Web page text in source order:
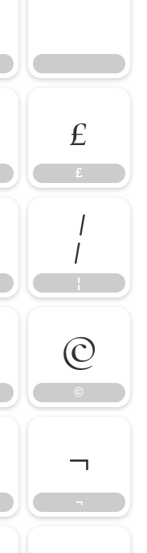
£
£
¦
¦
©
©
¬
¬